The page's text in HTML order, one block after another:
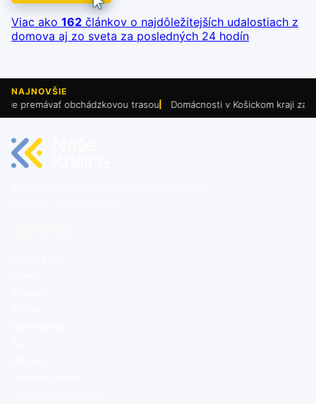
Viac ako 162 článkov o najdôležitejších udalostiach z
domova aj zo sveta za posledných 24 hodín
NAJNOVŠIE
obchádzkovou trasou Domácnosti v Košickom kraji